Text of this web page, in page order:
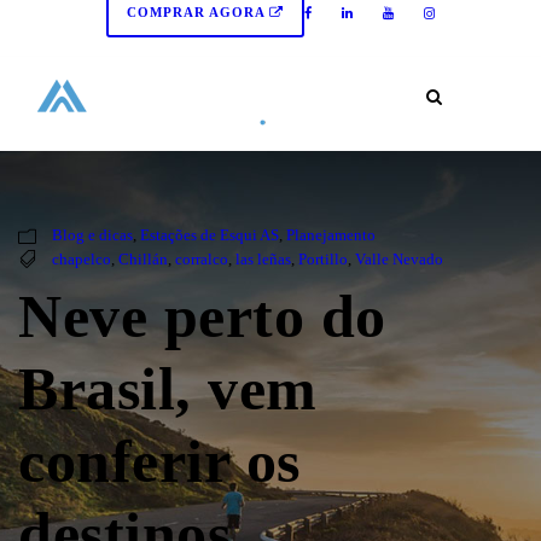
COMPRAR AGORA
Blog e dicas, Estações de Esqui AS, Planejamento
chapelco, Chillán, corralco, las leñas, Portillo, Valle Nevado
Neve perto do
Brasil, vem
conferir os